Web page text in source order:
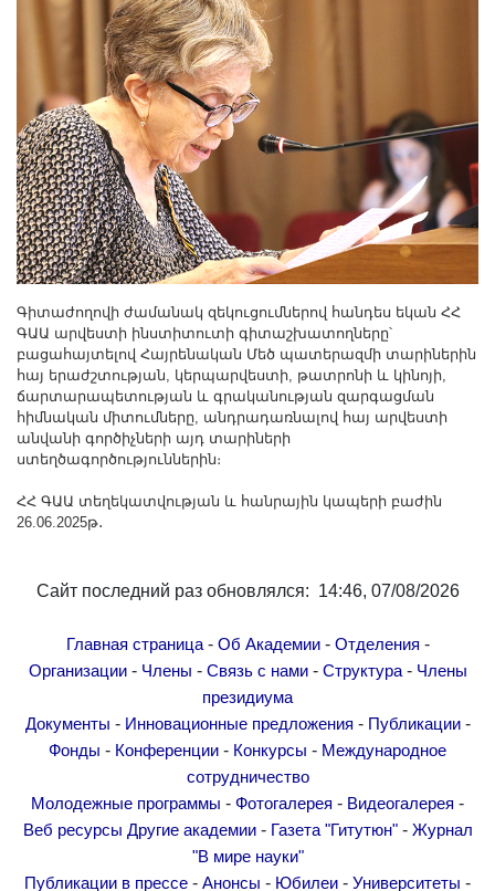
Գիտաժողովի ժամանակ զեկուցումներով հանդես եկան ՀՀ
ԳԱԱ արվեստի ինստիտուտի գիտաշխատողները՝
բացահայտելով Հայրենական Մեծ պատերազմի տարիներին
հայ երաժշտության, կերպարվեստի, թատրոնի և կինոյի,
ճարտարապետության և գրականության զարգացման
հիմնական միտումները, անդրադառնալով հայ արվեստի
անվանի գործիչների այդ տարիների
ստեղծագործություններին։
ՀՀ ԳԱԱ տեղեկատվության և հանրային կապերի բաժին
26.06.2025թ․
Сайт последний раз обновлялся: 14:46, 07/08/2026
Главная страница- Об Академии- Отделения -
Организации- Члены - Связь с нами- Структура- Члены
президиума
Документы - Инновационные предложения - Публикации-
Фонды - Конференции - Конкурсы - Международное
сотрудничество
Молодежные программы - Фотогалерея - Видеогалерея -
Веб ресурсы Другие академии- Газета "Гитутюн"- Журнал
"В мире науки"
Публикации в прессе - Анонсы - Юбилеи - Университеты -